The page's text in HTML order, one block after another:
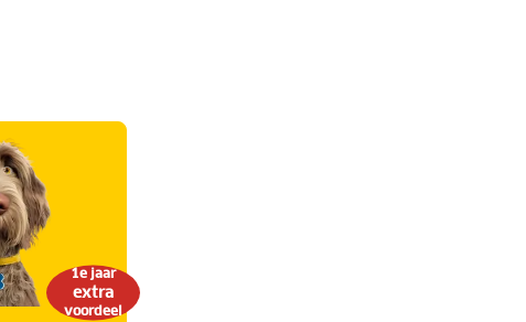
1e jaar
extra
voordeel